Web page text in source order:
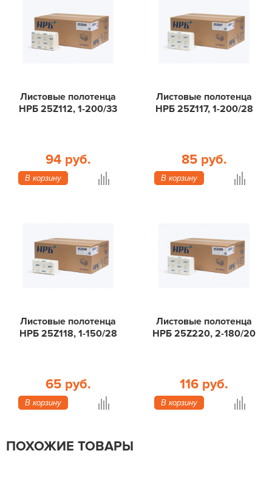
Листовые полотенца
НРБ 25Z112, 1-200/33
94 руб.
В корзину
Листовые полотенца
НРБ 25Z117, 1-200/28
85 руб.
В корзину
Листовые полотенца
НРБ 25Z118, 1-150/28
65 руб.
В корзину
Листовые полотенца
НРБ 25Z220, 2-180/20
116 руб.
В корзину
ПОХОЖИЕ ТОВАРЫ